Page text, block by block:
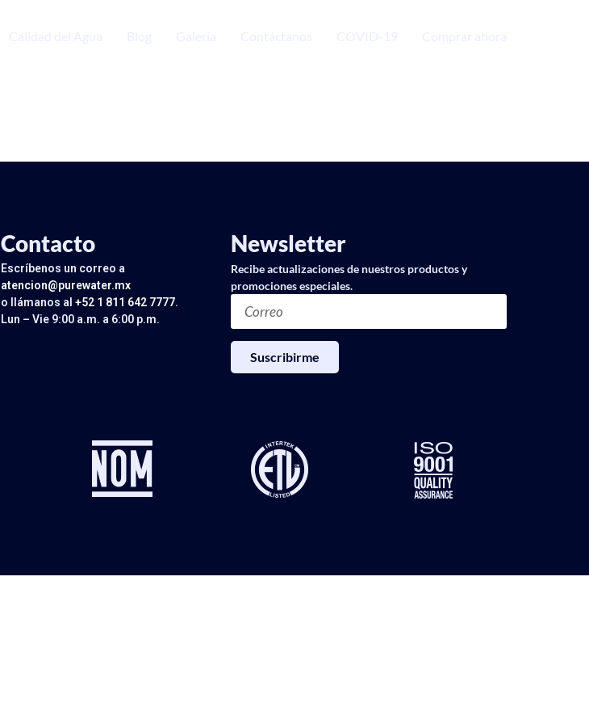
Contacto
Escríbenos un correo a
atencion@purewater.mx
o llámanos al +52 1 811 642 7777.
Lun – Vie 9:00 a.m. a 6:00 p.m.
Newsletter
Recibe actualizaciones de nuestros productos y
promociones especiales.
Suscribirme